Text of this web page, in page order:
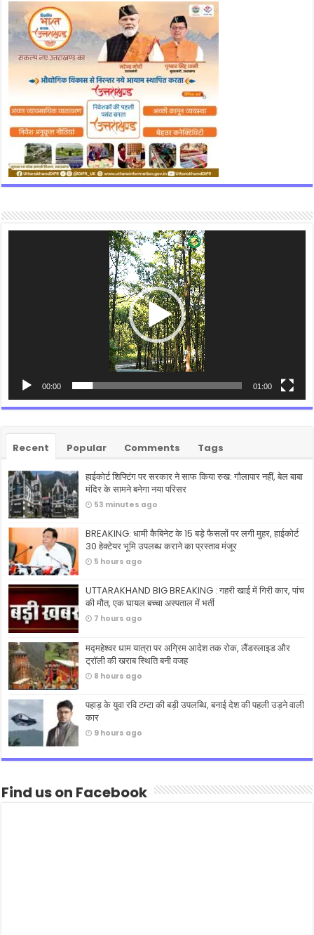
00:00 01:00
Recent Popular Comments Tags
हाईकोर्ट शिफ्टिंग पर सरकार ने साफ किया रुख: गौलापार नहीं, बेल बाबा
मंदिर के सामने बनेगा नया परिसर
53 minutes ago
BREAKING: धामी कैबिनेट के 15 बड़े फैसलों पर लगी मुहर, हाईकोर्ट
30 हेक्टेयर भूमि उपलब्ध कराने का प्रस्ताव मंजूर
5 hours ago
UTTARAKHAND BIG BREAKING : गहरी खाई में गिरी कार, पांच
की मौत, एक घायल बच्चा अस्पताल में भर्ती
7 hours ago
मद्महेश्वर धाम यात्रा पर अग्रिम आदेश तक रोक, लैंडस्लाइड और
ट्रॉली की खराब स्थिति बनी वजह
8 hours ago
पहाड़ के युवा रवि टम्टा की बड़ी उपलब्धि, बनाई देश की पहली उड़ने वाली
कार
9 hours ago
Find us on Facebook